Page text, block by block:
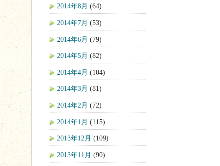
2014年8月 (64)
2014年7月 (53)
2014年6月 (79)
2014年5月 (82)
2014年4月 (104)
2014年3月 (81)
2014年2月 (72)
2014年1月 (115)
2013年12月 (109)
2013年11月 (90)